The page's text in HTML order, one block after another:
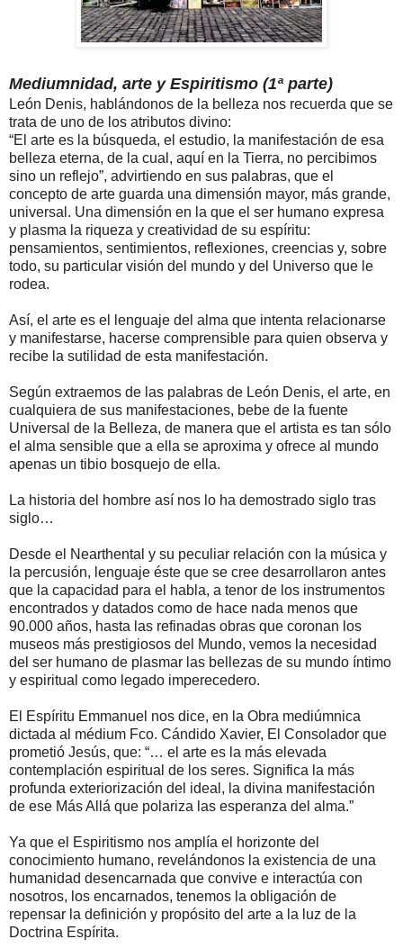
Mediumnidad, arte y Espiritismo (1ª parte)
León Denis, hablándonos de la belleza nos recuerda que se
trata de uno de los atributos divino:
“El arte es la búsqueda, el estudio, la manifestación de esa
belleza eterna, de la cual, aquí en la Tierra, no percibimos
sino un reflejo”, advirtiendo en sus palabras, que el
concepto de arte guarda una dimensión mayor, más grande,
universal. Una dimensión en la que el ser humano expresa
y plasma la riqueza y creatividad de su espíritu:
pensamientos, sentimientos, reflexiones, creencias y, sobre
todo, su particular visión del mundo y del Universo que le
rodea.
Así, el arte es el lenguaje del alma que intenta relacionarse
y manifestarse, hacerse comprensible para quien observa y
recibe la sutilidad de esta manifestación.
Según extraemos de las palabras de León Denis, el arte, en
cualquiera de sus manifestaciones, bebe de la fuente
Universal de la Belleza, de manera que el artista es tan sólo
el alma sensible que a ella se aproxima y ofrece al mundo
apenas un tibio bosquejo de ella.
La historia del hombre así nos lo ha demostrado siglo tras
siglo…
Desde el Nearthental y su peculiar relación con la música y
la percusión, lenguaje éste que se cree desarrollaron antes
que la capacidad para el habla, a tenor de los instrumentos
encontrados y datados como de hace nada menos que
90.000 años, hasta las refinadas obras que coronan los
museos más prestigiosos del Mundo, vemos la necesidad
del ser humano de plasmar las bellezas de su mundo íntimo
y espiritual como legado imperecedero.
El Espíritu Emmanuel nos dice, en la Obra mediúmnica
dictada al médium Fco. Cándido Xavier, El Consolador que
prometió Jesús, que: “… el arte es la más elevada
contemplación espiritual de los seres. Significa la más
profunda exteriorización del ideal, la divina manifestación
de ese Más Allá que polariza las esperanza del alma.”
Ya que el Espiritismo nos amplía el horizonte del
conocimiento humano, revelándonos la existencia de una
humanidad desencarnada que convive e interactúa con
nosotros, los encarnados, tenemos la obligación de
repensar la definición y propósito del arte a la luz de la
Doctrina Espírita.